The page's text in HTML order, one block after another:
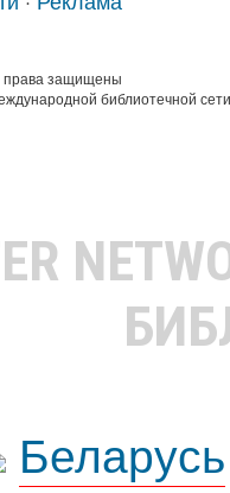
права защищены
библиотечной
Беларусь